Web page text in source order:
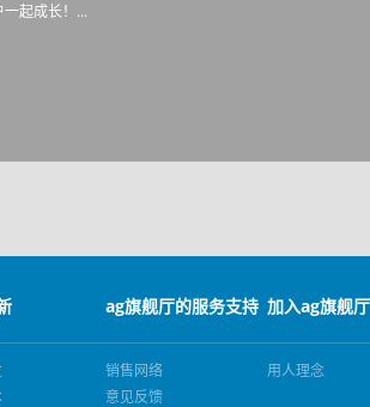
一起成长！...
ag旗舰厅的服务支持 加入ag旗舰厅
销售网络
意见反馈
用人理念